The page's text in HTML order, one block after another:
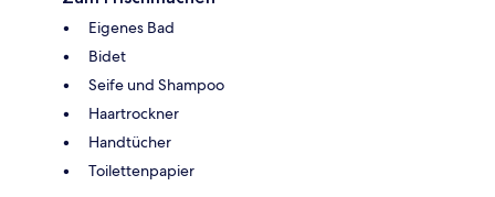
Eigenes Bad
Bidet
Seife und Shampoo
Haartrockner
Handtücher
Toilettenpapier